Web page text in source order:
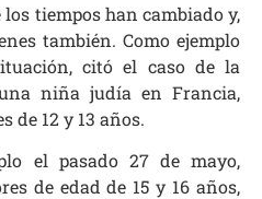
tiempos han cambiado y,
también. Como ejemplo
citó el caso de la
niña judía en Francia,
de 12 y 13 años.
el pasado 27 de mayo,
de edad de 15 y 16 años,